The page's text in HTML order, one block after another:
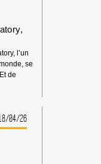
l’un
se
de
04/26